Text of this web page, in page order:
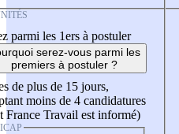
parmi les 1ers à postuler
serez-vous parmi les
premiers à postuler ?
de plus de 15 jours,
moins de 4 candidatures
France Travail est informé)